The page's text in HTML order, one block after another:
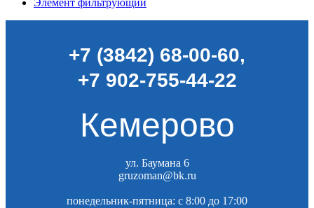
+7 (3842) 68-00-60,
+7 902-755-44-22
Кемерово
ул. Баумана 6
gruzoman@bk.ru
понедельник-пятница: c 8:00 до 17:00